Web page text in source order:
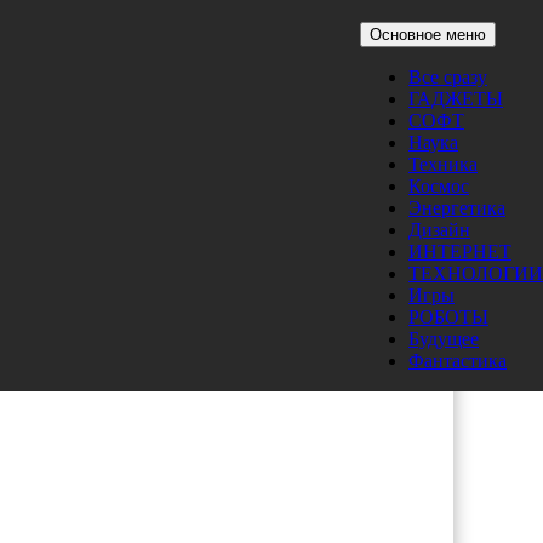
Основное меню
Все сразу
ГАДЖЕТЫ
СОФТ
Наука
Техника
Космос
Энергетика
Дизайн
ИНТЕРНЕТ
ТЕХНОЛОГИИ
Игры
РОБОТЫ
Будущее
Фантастика